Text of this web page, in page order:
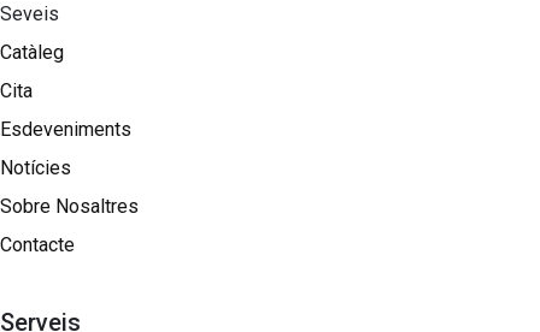
Seveis
Catàleg
Cita
Esdeveniments
Notícies
Sobre Nosaltres​
Contacte
Serveis